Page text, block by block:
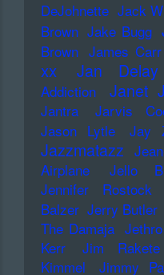
DeJohnette Jack
Brown Jake Bugg
Brown James Carr
xx
Jan Delay
Addiction
Janet
Jantra
Jarvis
Jason Lytle
Jay
Jazzmatazz
Airplane
Jello
Jennifer Rostock
Balzer Jerry Butler
The Damaja
Kerr
Jim Rakete
Kimmel
Jimmy